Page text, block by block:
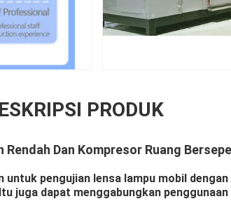
PRODUK
Dan Kompresor Ruang
untuk pengujian lensa lampu mobil
juga dapat menggabungkan